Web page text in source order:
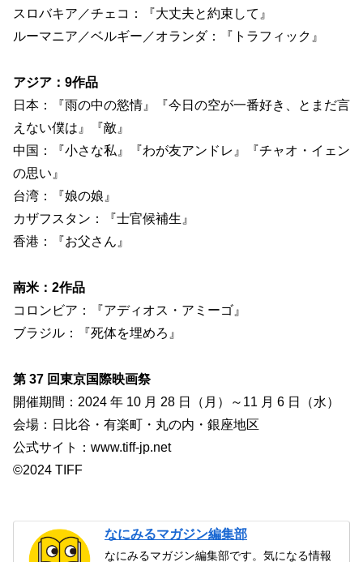
スロバキア／チェコ：『大丈夫と約束して』
ルーマニア／ベルギー／オランダ：『トラフィック』
アジア：9作品
日本：『雨の中の慾情』『今日の空が一番好き、とまだ言
えない僕は』『敵』
中国：『小さな私』『わが友アンドレ』『チャオ・イェン
の思い』
台湾：『娘の娘』
カザフスタン：『士官候補生』
香港：『お父さん』
南米：2作品
コロンビア：『アディオス・アミーゴ』
ブラジル：『死体を埋めろ』
第 37 回東京国際映画祭
開催期間：2024 年 10 月 28 日（月）～11 月 6 日（水）
会場：日比谷・有楽町・丸の内・銀座地区
公式サイト：www.tiff-jp.net
©2024 TIFF
なにみるマガジン編集部
なにみるマガジン編集部です。気になる情報